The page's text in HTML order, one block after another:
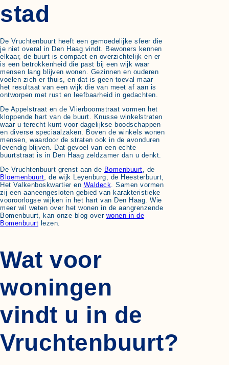
stad
De Vruchtenbuurt heeft een gemoedelijke sfeer die
je niet overal in Den Haag vindt. Bewoners kennen
elkaar, de buurt is compact en overzichtelijk en er
is een betrokkenheid die past bij een wijk waar
mensen lang blijven wonen. Gezinnen en ouderen
voelen zich er thuis, en dat is geen toeval maar
het resultaat van een wijk die van meet af aan is
ontworpen met rust en leefbaarheid in gedachten.
De Appelstraat en de Vlierboomstraat vormen het
kloppende hart van de buurt. Knusse winkelstraten
waar u terecht kunt voor dagelijkse boodschappen
en diverse speciaalzaken. Boven de winkels wonen
mensen, waardoor de straten ook in de avonduren
levendig blijven. Dat gevoel van een echte
buurtstraat is in Den Haag zeldzamer dan u denkt.
De Vruchtenbuurt grenst aan de Bomenbuurt, de
Bloemenbuurt, de wijk Leyenburg, de Heesterbuurt,
Het Valkenboskwartier en Waldeck. Samen vormen
zij een aaneengesloten gebied van karakteristieke
vooroorlogse wijken in het hart van Den Haag. Wie
meer wil weten over het wonen in de aangrenzende
Bomenbuurt, kan onze blog over wonen in de
Bomenbuurt lezen.
Wat voor
woningen
vindt u in de
Vruchtenbuurt?